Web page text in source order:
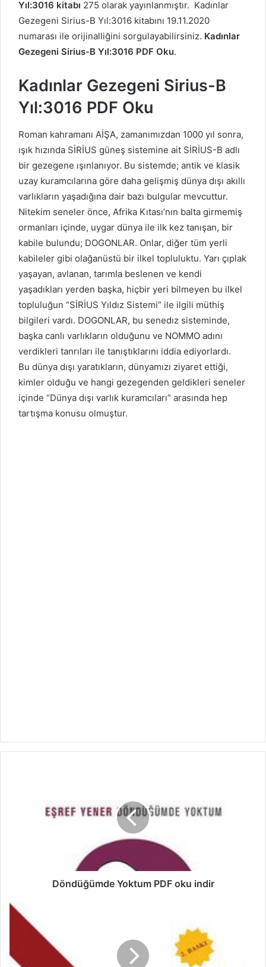
Yıl:3016 kitabı 275 olarak yayınlanmıştır. Kadınlar
Gezegeni Sirius-B Yıl:3016 kitabını 19.11.2020
numarası ile orijinalliğini sorgulayabilirsiniz. Kadınlar
Gezegeni Sirius-B Yıl:3016 PDF Oku.
Kadınlar Gezegeni Sirius-B
Yıl:3016 PDF Oku
Roman kahramanı AİŞA, zamanımızdan 1000 yıl sonra,
ışık hızında SİRİUS güneş sistemine ait SİRİUS-B adlı
bir gezegene ışınlanıyor. Bu sistemde; antik ve klasik
uzay kuramcılarına göre daha gelişmiş dünya dışı akıllı
varlıkların yaşadığına dair bazı bulgular mevcuttur.
Nitekim seneler önce, Afrika Kıtası’nın balta girmemiş
ormanları içinde, uygar dünya ile ilk kez tanışan, bir
kabile bulundu; DOGONLAR. Onlar, diğer tüm yerli
kabileler gibi olağanüstü bir ilkel topluluktu. Yarı çıplak
yaşayan, avlanan, tarımla beslenen ve kendi
yaşadıkları yerden başka, hiçbir yeri bilmeyen bu ilkel
topluluğun “SİRİUS Yıldız Sistemi” ile ilgili müthiş
bilgileri vardı. DOGONLAR, bu senedız sisteminde,
başka canlı varlıkların olduğunu ve NOMMO adını
verdikleri tanrıları ile tanıştıklarını iddia ediyorlardı.
Bu dünya dışı yaratıkların, dünyamızı ziyaret ettiği,
kimler olduğu ve hangi gezegenden geldikleri seneler
içinde “Dünya dışı varlık kuramcıları” arasında hep
tartışma konusu olmuştur.
Döndüğümde Yoktum PDF oku indir